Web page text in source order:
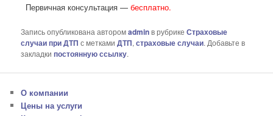
Первичная консультация —бесплатно.
Запись опубликована авторомadminв рубрикеСтраховые
случаи при ДТП с меткамиДТП,страховые случаи. Добавьте в
закладкипостоянную ссылку.
О компании
Цены на услуги